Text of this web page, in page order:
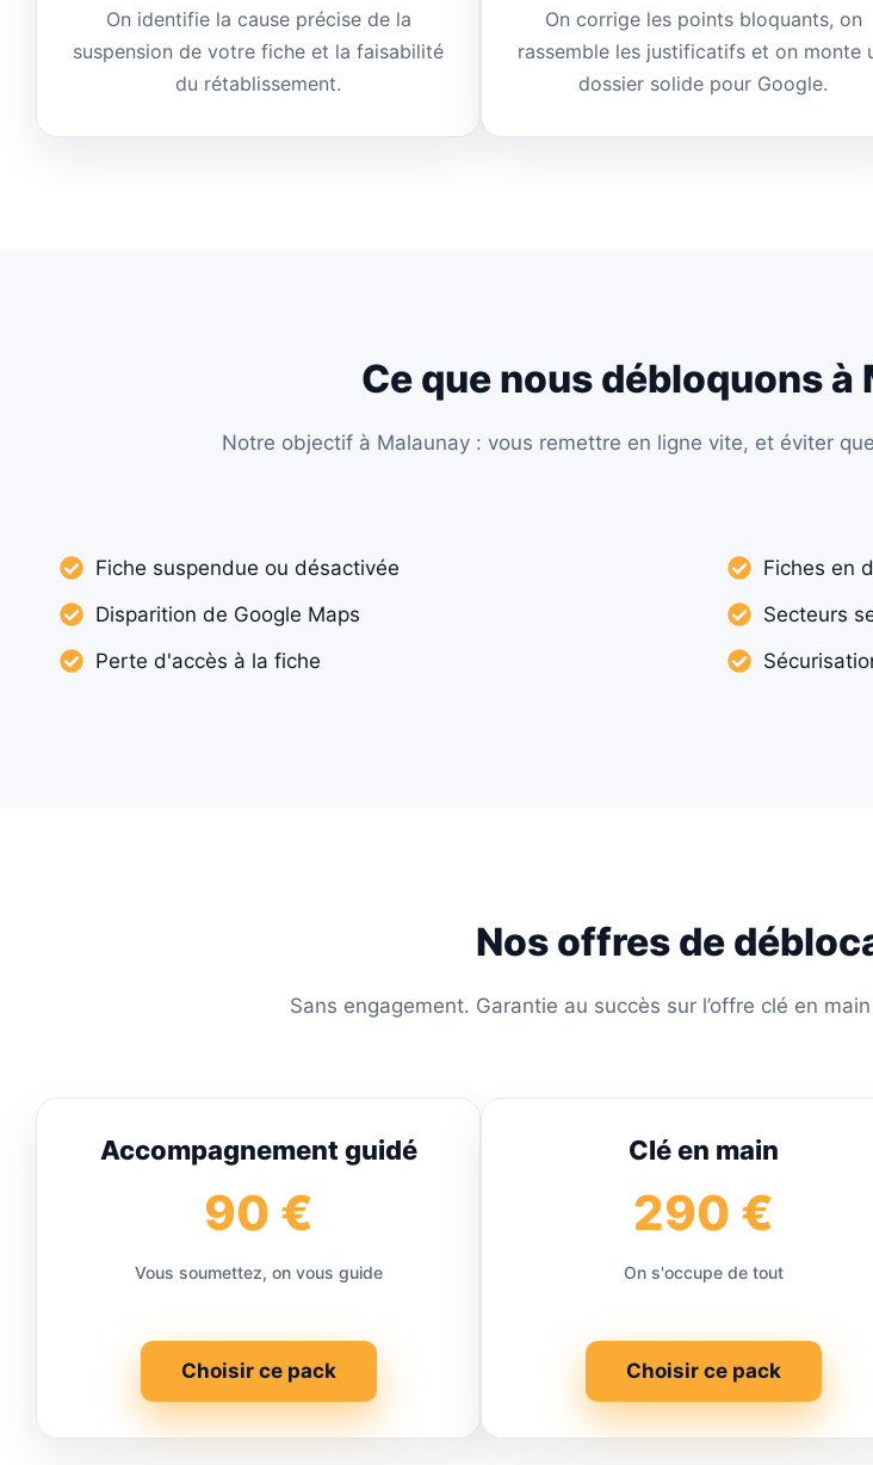
On identifie la cause précise de la
suspension de votre fiche et la faisabilité
du rétablissement.
On corrige les points bloquants, on
rassemble les justificatifs et on monte
dossier solide pour Google.
Ce que nous débloquons à
Notre objectif à Malaunay : vous remettre en ligne vite, et éviter
Fiche suspendue ou désactivée
Disparition de Google Maps
Perte d'accès à la fiche
Fiches en
Secteurs
Nos offres de
Sans engagement. Garantie au succès sur l’offre clé en
Accompagnement guidé
90 €
Vous soumettez, on vous guide
Choisir ce pack
Clé en main
290 €
On s'occupe de tout
Choisir ce pack